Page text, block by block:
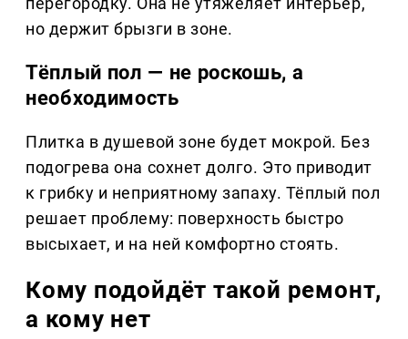
но держит брызги в зоне.
Тёплый пол — не роскошь, а
необходимость
Плитка в душевой зоне будет мокрой. Без
подогрева она сохнет долго. Это приводит
к грибку и неприятному запаху. Тёплый пол
решает проблему: поверхность быстро
высыхает, и на ней комфортно стоять.
Кому подойдёт такой ремонт,
а кому нет